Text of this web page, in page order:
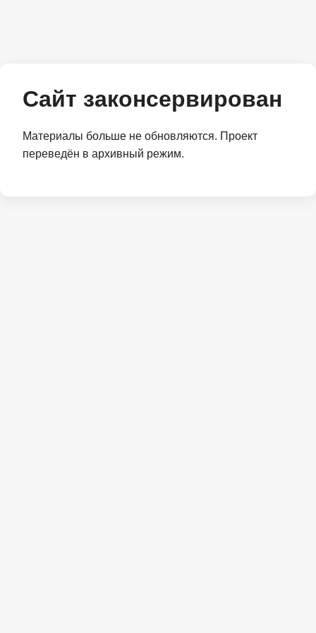
Сайт законсервирован
Материалы больше не обновляются. Проект
переведён в архивный режим.